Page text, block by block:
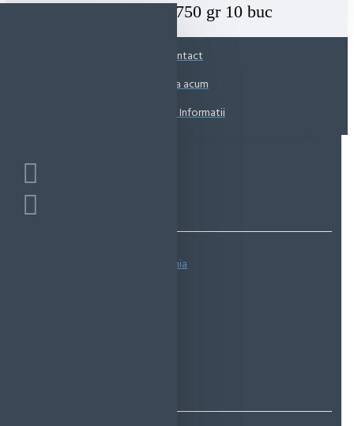
Set Caserole 750 gr 10 buc
Contact
Suna acum
Solicita Informatii
Spune-ţi opinia